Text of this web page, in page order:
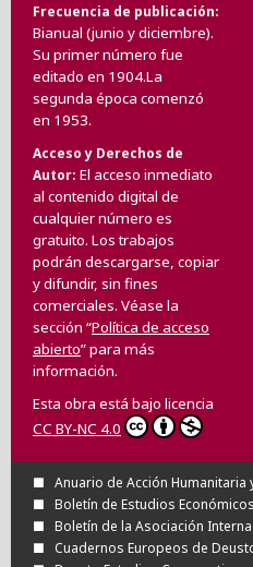
Frecuencia de publicación
Bianual (junio y diciembre).
Su primer número fue
editado en 1904.La
segunda época comenzó
en 1953.
Acceso y Derechos de
Autor El acceso inmediato
al contenido digital de
cualquier número es
gratuito. Los trabajos
podrán descargarse, copiar
y difundir, sin fines
comerciales. Véase la
sección “Política de acceso
abierto” para más
información.
Esta obra está bajo licencia
CC BY-NC 4.0
Anuario de Acción Humanitaria
Boletín de Estudios Económicos
Boletín de la Asociación
Cuadernos Europeos de